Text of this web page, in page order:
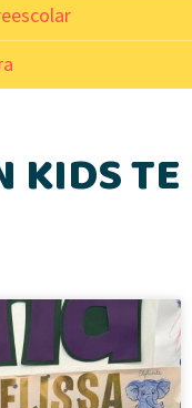
KIDS TE